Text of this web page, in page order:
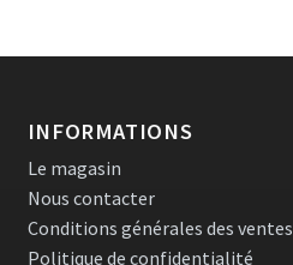
INFORMATIONS
Le magasin
Nous contacter
Conditions générales des ventes
Politique de confidentialité